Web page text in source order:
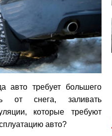
авто требует большего
от снега, заливать
которые требуют
авто?